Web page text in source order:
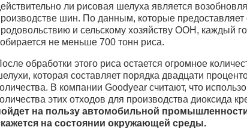
ли рисовая шелуха является
шин. По данным, которые предоставляет
и сельскому хозяйству ООН, каждый
не меньше 700 тонн риса.
обработки этого риса остается огромное
которая составляет порядка двадцати
В компании Goodyear считают, что
этих отходов для производства диоксида
на пользу автомобильной
на состоянии окружающей среды.